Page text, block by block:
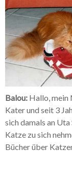
Balou: Hallo, mein
Kater und seit 3
sich damals an
Katze zu sich
Bücher über